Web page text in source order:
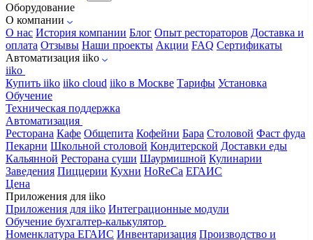
Оборудование
О компании
О нас История компании Блог Опыт рестораторов Доставка и
оплата Отзывы Наши проекты Акции FAQ Сертификаты
Автоматизация iiko
iiko
Купить iiko iiko cloud iiko в Москве Тарифы Установка
Обучение
Техническая поддержка
Автоматизация
Ресторана Кафе Общепита Кофейни Бара Столовой Фаст фуда
Пекарни Школьной столовой Кондитерской Доставки еды
Кальянной Ресторана суши Шаурмишной Кулинарии
Заведения Пиццерии Кухни HoReCa ЕГАИС
Цена
Приложения для iiko
Приложения для iiko Интеграционные модули
Обучение бухгалтер-калькулятор
Номенклатура ЕГАИС Инвентаризация Производство и